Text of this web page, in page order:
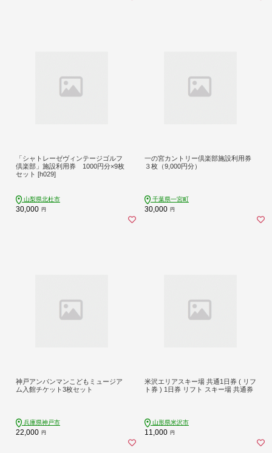
「シャトレーゼヴィンテージゴルフ
倶楽部」施設利用券 1000円分×9枚
セット [h029]
山梨県北杜市
30,000 円
一の宮カントリー倶楽部施設利用券
３枚（9,000円分）
千葉県一宮町
30,000 円
神戸アンパンマンこどもミュージア
ム入館チケット3枚セット
兵庫県神戸市
22,000 円
米沢エリアスキー場 共通1日券 ( リフ
ト券 ) 1日券 リフト スキー場 共通券
山形県米沢市
11,000 円